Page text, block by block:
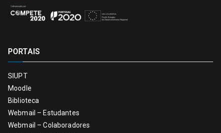
PORTAIS
SIUPT
Moodle
Biblioteca
Webmail – Estudantes
Webmail – Colaboradores